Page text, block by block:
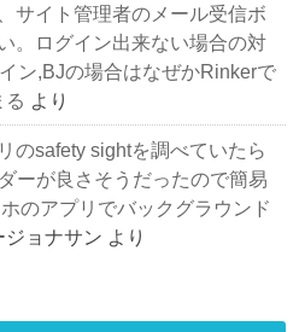
サイト管理者のメール受信ボ
。ログイン出来ない場合の対
ン,BJの場合はなぜかRinkerで
る より
のsafety sightを調べていたら
ーが良さそうだったので簡易
のアプリでバックグラウンド
ジョナサン より